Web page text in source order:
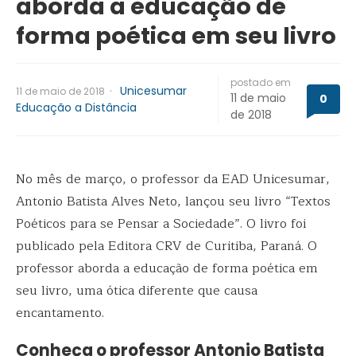
forma poética em seu livro
11 de maio de 2018 · Unicesumar
Educação a Distância
postado em
11 de maio
de 2018
0
No mês de março, o professor da EAD Unicesumar,
Antonio Batista Alves Neto, lançou seu livro “Textos
Poéticos para se Pensar a Sociedade”. O livro foi
publicado pela Editora CRV de Curitiba, Paraná. O
professor aborda a educação de forma poética em
seu livro, uma ótica diferente que causa
encantamento.
Conheça o professor Antonio Batista